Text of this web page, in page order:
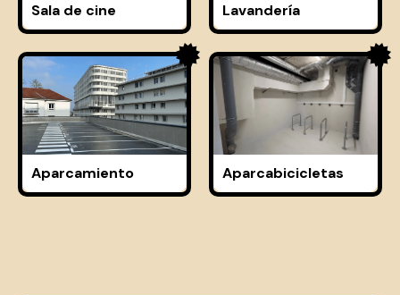
Sala de cine Lavandería
Aparcamiento Aparcabicicletas